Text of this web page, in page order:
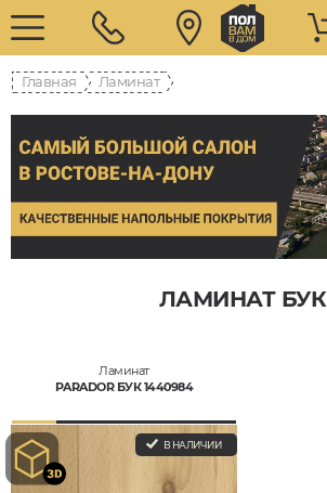
Главная Ламинат
ЛАМИНАТ БУК
Ламинат
PARADOR БУК 1440984
В НАЛИЧИИ